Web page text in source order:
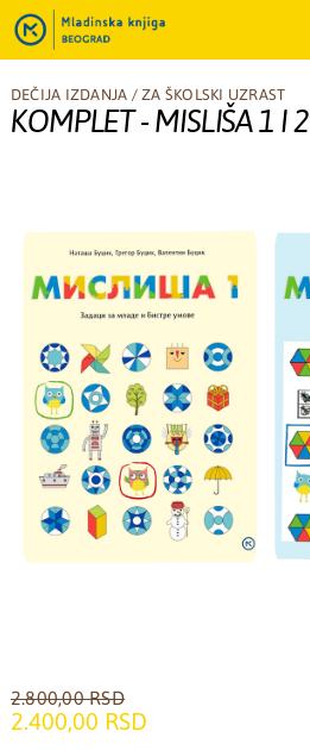
DEČIJA IZDANJA /ZA ŠKOLSKI UZRAST
KOMPLET - MISLIŠA 1 I 2
2.800,00 RSD
2.400,00 RSD